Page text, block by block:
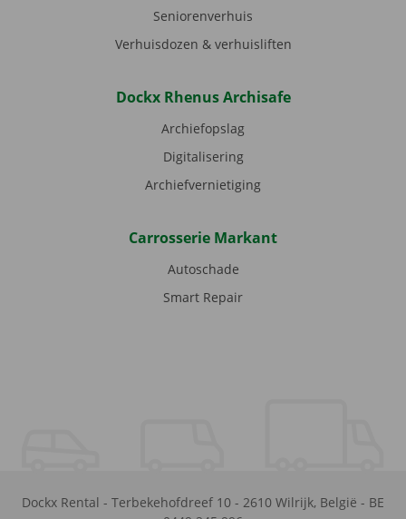
Seniorenverhuis
Verhuisdozen & verhuisliften
Dockx Rhenus Archisafe
Archiefopslag
Digitalisering
Archiefvernietiging
Carrosserie Markant
Autoschade
Smart Repair
Dockx Rental - Terbekehofdreef 10 - 2610 Wilrijk, België - BE